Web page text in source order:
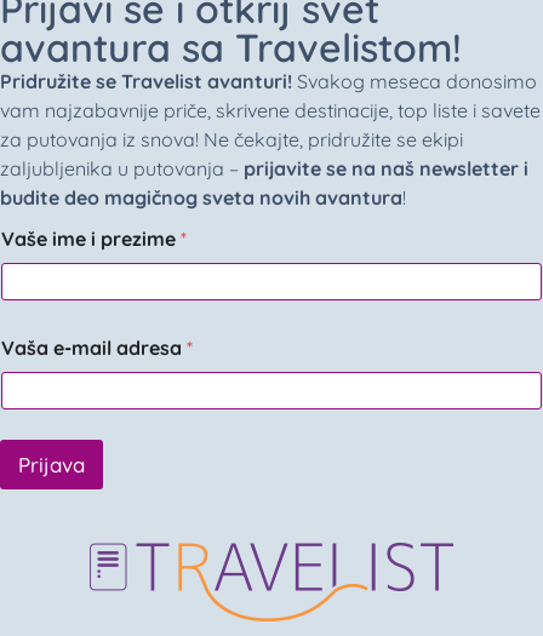
avantura sa Travelistom!
Pridružite se Travelist avanturi! Svakog meseca donosimo
vam najzabavnije priče, skrivene destinacije, top liste i savete
za putovanja iz snova! Ne čekajte, pridružite se ekipi
zaljubljenika u putovanja – prijavite se na naš newsletter i
budite deo magičnog sveta novih avantura!
Vaše ime i prezime *
Vaša e-mail adresa *
Prijava